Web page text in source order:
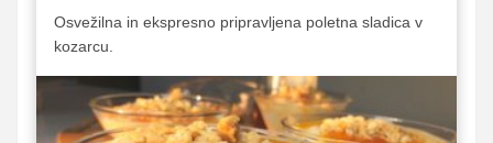
Osvežilna in ekspresno pripravljena poletna sladica v
kozarcu.